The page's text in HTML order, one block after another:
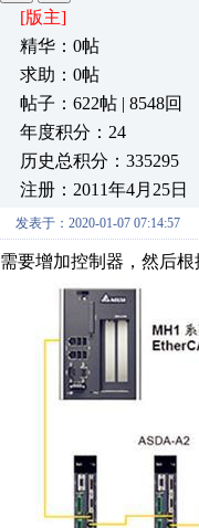
[版主]
精华：0帖
求助：0帖
帖子：622帖 | 8548回
年度积分：24
历史总积分：335295
注册：2011年4月25日
发表于：2020-01-07 07:14:57
需要增加控制器，然后